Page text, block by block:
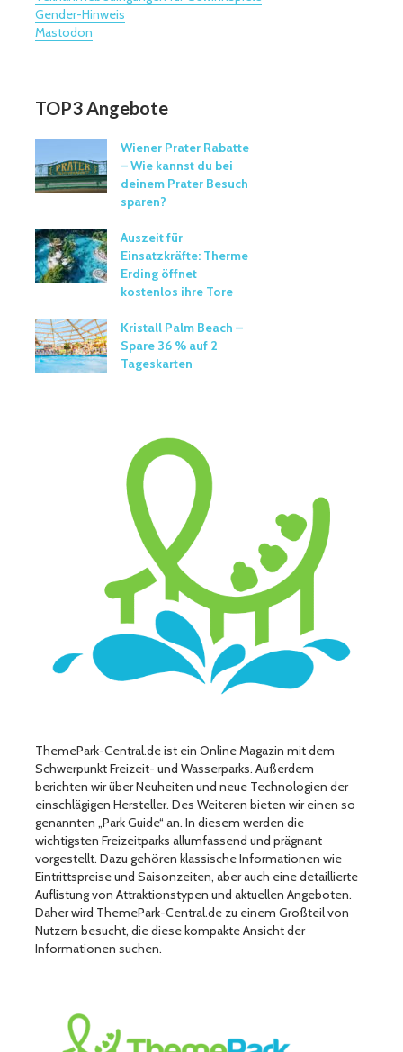
Gender-Hinweis
Mastodon
TOP3 Angebote
Wiener Prater Rabatte
– Wie kannst du bei
deinem Prater Besuch
sparen?
Auszeit für
Einsatzkräfte: Therme
Erding öffnet
kostenlos ihre Tore
Kristall Palm Beach –
Spare 36 % auf 2
Tageskarten
ThemePark-Central.de ist ein Online Magazin mit dem
Schwerpunkt Freizeit- und Wasserparks. Außerdem
berichten wir über Neuheiten und neue Technologien der
einschlägigen Hersteller. Des Weiteren bieten wir einen so
genannten „Park Guide“ an. In diesem werden die
wichtigsten Freizeitparks allumfassend und prägnant
vorgestellt. Dazu gehören klassische Informationen wie
Eintrittspreise und Saisonzeiten, aber auch eine detaillierte
Auflistung von Attraktionstypen und aktuellen Angeboten.
Daher wird ThemePark-Central.de zu einem Großteil von
Nutzern besucht, die diese kompakte Ansicht der
Informationen suchen.